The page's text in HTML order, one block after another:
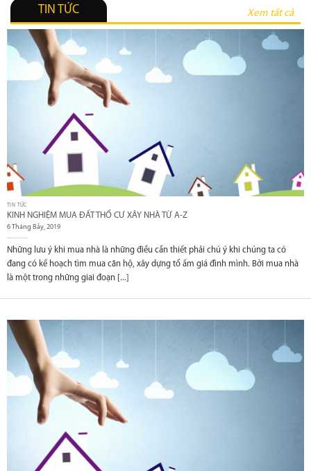
TIN TỨC Xem tất cả
TIN TỨC
KINH NGHIỆM MUA ĐẤT THỔ CƯ XÂY NHÀ TỪ A-Z
6 Tháng Bảy, 2019
Những lưu ý khi mua nhà là những điều cần thiết phải chú ý khi chúng ta có
đang có kế hoạch tìm mua căn hộ, xây dựng tổ ấm giá đình mình. Bởi mua nhà
là một trong những giai đoạn [...]